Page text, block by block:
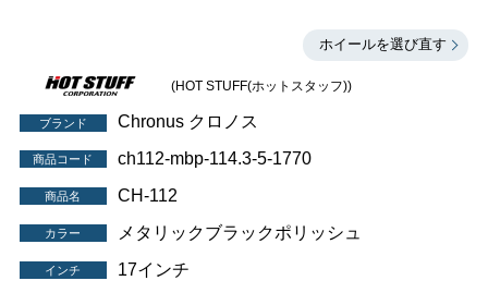
ホイールを選び直す
(HOT STUFF(ホットスタッフ))
ブランド Chronus クロノス
商品コード ch112-mbp-114.3-5-1770
商品名 CH-112
カラー メタリックブラックポリッシュ
インチ 17インチ